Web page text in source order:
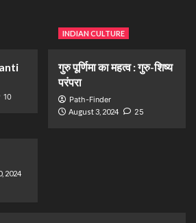
10
INDIAN CULTURE
गुरु पूर्णिमा का महत्व : गुरु-शिष्य
परंपरा
Path-Finder
August 3, 2024 25
2024